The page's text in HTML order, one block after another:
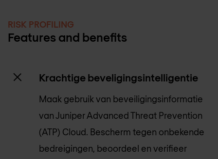
RISK PROFILING
Features and benefits
Krachtige beveligingsintelligentie
Maak gebruik van beveiligingsinformatie
van Juniper Advanced Threat Prevention
(ATP) Cloud. Bescherm tegen onbekende
bedreigingen, beoordeel en verifieer